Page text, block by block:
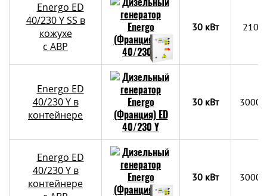
Energo ED
40/230 Y SS в
кожухе
с АВР
30 кВт
Energo ED
40/230 Y в
контейнере
30 кВт
Energo ED
40/230 Y в
контейнере
30 кВт